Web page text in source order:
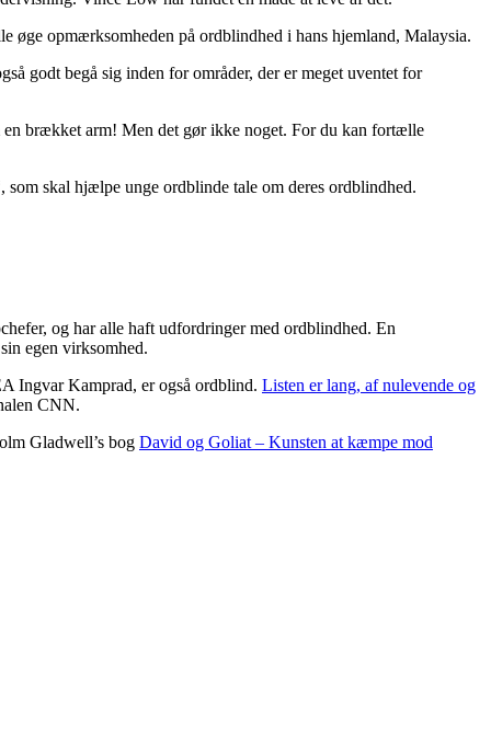
øge opmærksomheden på ordblindhed i hans hjemland, Malaysia.
godt begå sig inden for områder, der er meget uventet for
en brækket arm! Men det gør ikke noget. For du kan fortælle
som skal hjælpe unge ordblinde tale om deres ordblindhed.
og har alle haft udfordringer med ordblindhed. En
egen virksomhed.
Ingvar Kamprad, er også ordblind. Listen er lang, af nulevende og
CNN.
Gladwell’s bog David og Goliat – Kunsten at kæmpe mod